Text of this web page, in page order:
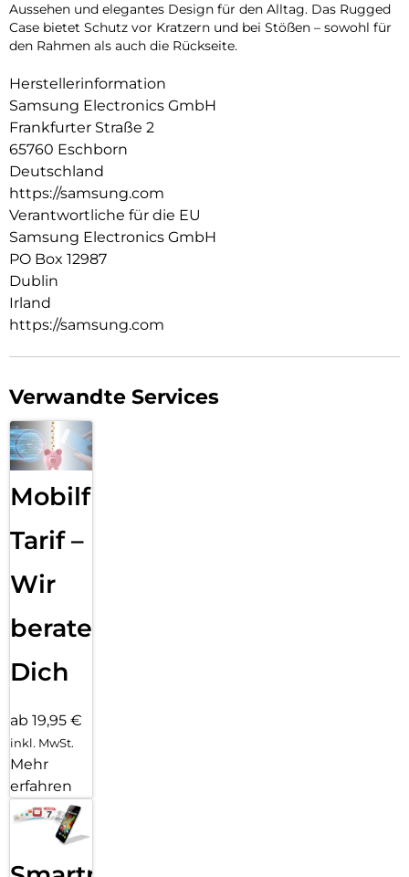
Aussehen und elegantes Design für den Alltag. Das Rugged
Case bietet Schutz vor Kratzern und bei Stößen – sowohl für
den Rahmen als auch die Rückseite.
Herstellerinformation
Samsung Electronics GmbH
Frankfurter Straße 2
65760 Eschborn
Deutschland
https://samsung.com
Verantwortliche für die EU
Samsung Electronics GmbH
PO Box 12987
Dublin
Irland
https://samsung.com
Verwandte Services
Mobilfunk
Tarif –
Wir
beraten
Dich
ab 19,95 €
inkl. MwSt.
Mehr
erfahren